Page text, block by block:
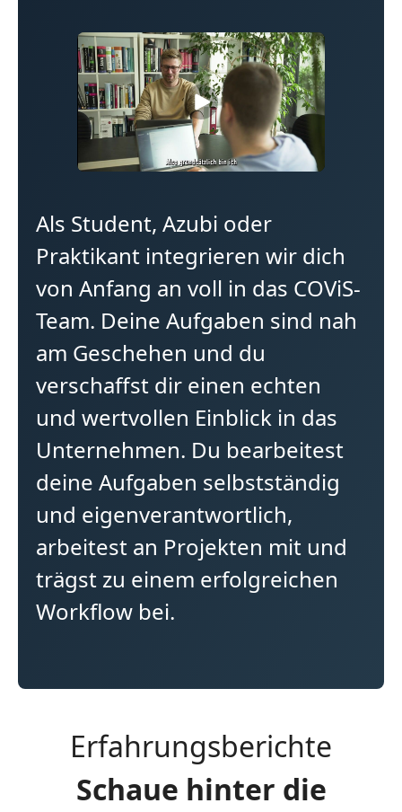
Als Student, Azubi oder
Praktikant integrieren wir dich
von Anfang an voll in das COViS-
Team. Deine Aufgaben sind nah
am Geschehen und du
verschaffst dir einen echten
und wertvollen Einblick in das
Unternehmen. Du bearbeitest
deine Aufgaben selbstständig
und eigenverantwortlich,
arbeitest an Projekten mit und
trägst zu einem erfolgreichen
Workflow bei.
Erfahrungsberichte
Schaue hinter die